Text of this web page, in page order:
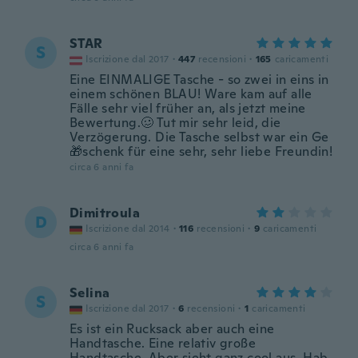
S STAR
Iscrizione dal 2017 · 447 recensioni · 165 caricamenti
Eine EINMALIGE Tasche - so zwei in eins in
einem schönen BLAU! Ware kam auf alle
Fälle sehr viel früher an, als jetzt meine
Bewertung.🥴 Tut mir sehr leid, die
Verzögerung. Die Tasche selbst war ein Ge
🎁schenk für eine sehr, sehr liebe Freundin!
circa 6 anni fa
D Dimitroula
Iscrizione dal 2014 · 116 recensioni · 9 caricamenti
circa 6 anni fa
S Selina
Iscrizione dal 2017 · 6 recensioni · 1 caricamenti
Es ist ein Rucksack aber auch eine
Handtasche. Eine relativ große